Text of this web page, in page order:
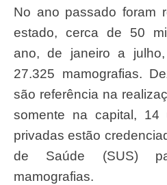
No ano passado foram
estado, cerca de 50
ano, de janeiro a
27.325 mamografias.
são referência na
somente na capital, 14
privadas estão
de Saúde (SUS)
mamografias.